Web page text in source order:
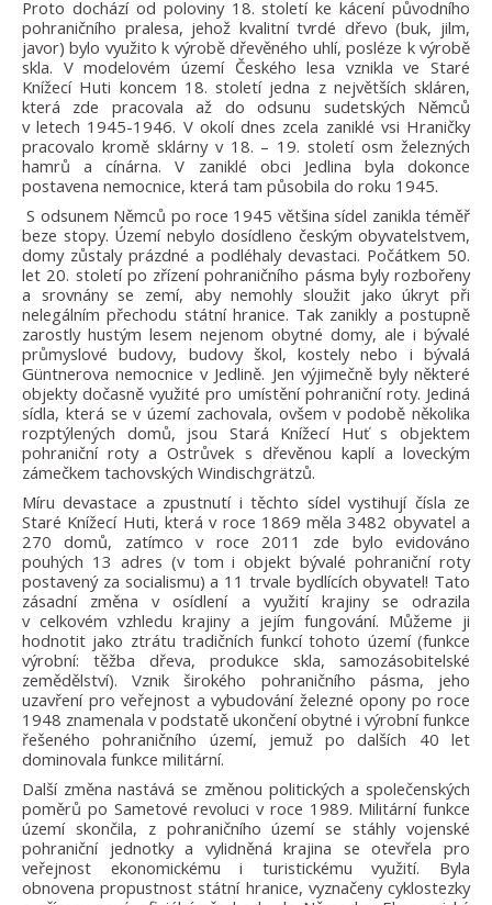
Proto dochází od poloviny 18. století ke kácení původního
pohraničního pralesa, jehož kvalitní tvrdé dřevo (buk, jilm,
javor) bylo využito k výrobě dřevěného uhlí, posléze k výrobě
skla. V modelovém území Českého lesa vznikla ve Staré
Knížecí Huti koncem 18. století jedna z největších skláren,
která zde pracovala až do odsunu sudetských Němců
v letech 1945-1946. V okolí dnes zcela zaniklé vsi Hraničky
pracovalo kromě sklárny v 18. – 19. století osm železných
hamrů a cínárna. V zaniklé obci Jedlina byla dokonce
postavena nemocnice, která tam působila do roku 1945.
S odsunem Němců po roce 1945 většina sídel zanikla téměř
beze stopy. Území nebylo dosídleno českým obyvatelstvem,
domy zůstaly prázdné a podléhaly devastaci. Počátkem 50.
let 20. století po zřízení pohraničního pásma byly rozbořeny
a srovnány se zemí, aby nemohly sloužit jako úkryt při
nelegálním přechodu státní hranice. Tak zanikly a postupně
zarostly hustým lesem nejenom obytné domy, ale i bývalé
průmyslové budovy, budovy škol, kostely nebo i bývalá
Güntnerova nemocnice v Jedlině. Jen výjimečně byly některé
objekty dočasně využité pro umístění pohraniční roty. Jediná
sídla, která se v území zachovala, ovšem v podobě několika
rozptýlených domů, jsou Stará Knížecí Huť s objektem
pohraniční roty a Ostrůvek s dřevěnou kaplí a loveckým
zámečkem tachovských Windischgrätzů.
Míru devastace a zpustnutí i těchto sídel vystihují čísla ze
Staré Knížecí Huti, která v roce 1869 měla 3482 obyvatel a
270 domů, zatímco v roce 2011 zde bylo evidováno
pouhých 13 adres (v tom i objekt bývalé pohraniční roty
postavený za socialismu) a 11 trvale bydlících obyvatel! Tato
zásadní změna v osídlení a využití krajiny se odrazila
v celkovém vzhledu krajiny a jejím fungování. Můžeme ji
hodnotit jako ztrátu tradičních funkcí tohoto území (funkce
výrobní: těžba dřeva, produkce skla, samozásobitelské
zemědělství). Vznik širokého pohraničního pásma, jeho
uzavření pro veřejnost a vybudování železné opony po roce
1948 znamenala v podstatě ukončení obytné i výrobní funkce
řešeného pohraničního území, jemuž po dalších 40 let
dominovala funkce militární.
Další změna nastává se změnou politických a společenských
poměrů po Sametové revoluci v roce 1989. Militární funkce
území skončila, z pohraničního území se stáhly vojenské
pohraniční jednotky a vylidněná krajina se otevřela pro
veřejnost ekonomickému i turistickému využití. Byla
obnovena propustnost státní hranice, vyznačeny cyklostezky